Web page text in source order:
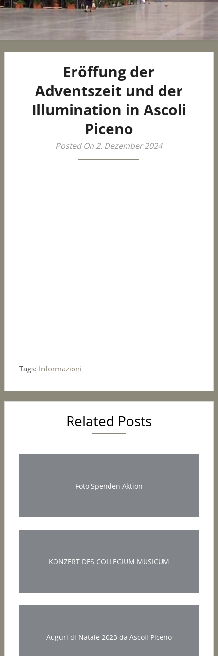
Eröffung der
Adventszeit und der
Illumination in Ascoli
Piceno
Posted On 2. Dezember 2024
Tags: Informazioni
Related Posts
Foto Spenden Aktion
KONZERT DES COLLEGIUM MUSICUM
Auguri di Natale 2023 da Ascoli Piceno